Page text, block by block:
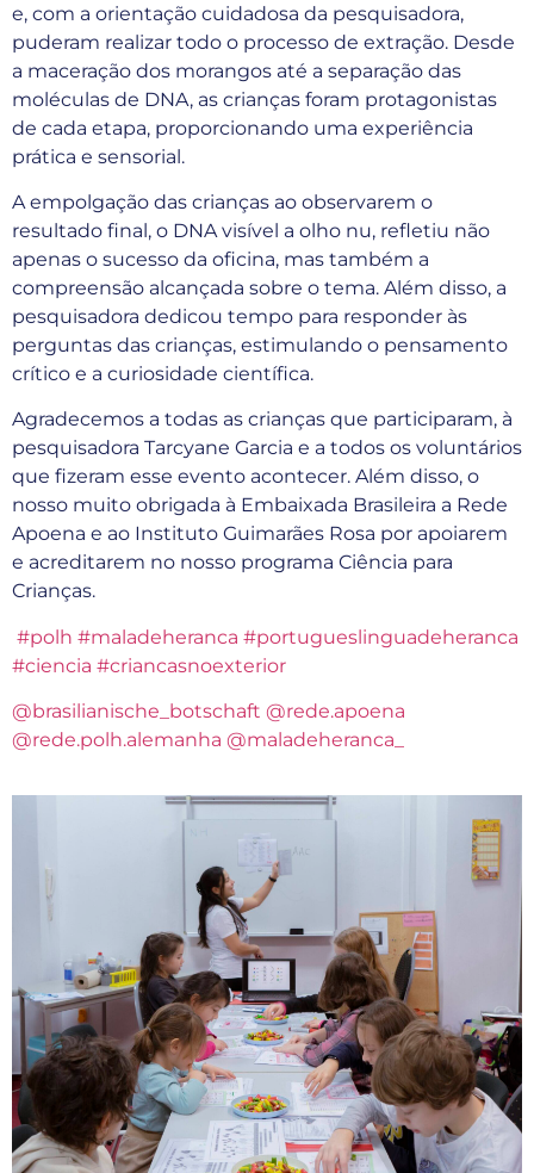
e, com a orientação cuidadosa da pesquisadora,
puderam realizar todo o processo de extração. Desde
a maceração dos morangos até a separação das
moléculas de DNA, as crianças foram protagonistas
de cada etapa, proporcionando uma experiência
prática e sensorial.
A empolgação das crianças ao observarem o
resultado final, o DNA visível a olho nu, refletiu não
apenas o sucesso da oficina, mas também a
compreensão alcançada sobre o tema. Além disso, a
pesquisadora dedicou tempo para responder às
perguntas das crianças, estimulando o pensamento
crítico e a curiosidade científica.
Agradecemos a todas as crianças que participaram, à
pesquisadora Tarcyane Garcia e a todos os voluntários
que fizeram esse evento acontecer. Além disso, o
nosso muito obrigada à Embaixada Brasileira a Rede
Apoena e ao Instituto Guimarães Rosa por apoiarem
e acreditarem no nosso programa Ciência para
Crianças.
#polh #maladeheranca #portugueslinguadeheranca
#ciencia #criancasnoexterior
@brasilianische_botschaft @rede.apoena
@rede.polh.alemanha @maladeheranca_